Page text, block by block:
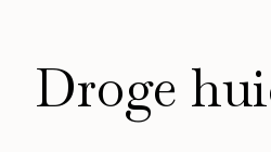
Droge